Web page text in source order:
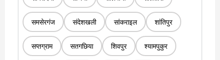
समसेरगंज संदेशखली सांकराइल शांतिपुर
सप्तग्राम सतगछिया शिवपुर श्यामपुकुर